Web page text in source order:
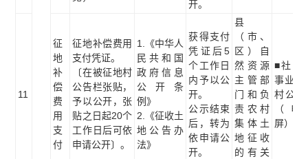
开。
11
征
地
补
偿
费
用
支
付
征地补偿费用
支付凭证。
〔在被征地村
公告栏张贴，
予以公开，张
贴之日起20个
工作日后可依
申请公开〕。
1.《中华人
民共和国
政府信息
公开条
例》
2.《征收土
地公告办
法》
获得支付
凭证后5
个工作日
内予以公
开。
公示结束
后，转为
依申请公
开。
县
（市、
区）自
然资源
主管部
门和负
责农村
集体土
地征收
的有关
■社区/
事业单
村公
（电
屏）